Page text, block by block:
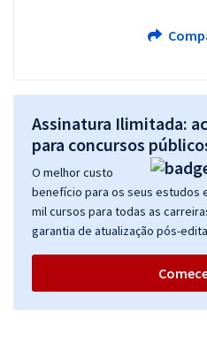
Assinatura Ilimitada:
para concursos
O melhor custo
benefício para os seus estudos
mil cursos para todas as
garantia de atualização pós-